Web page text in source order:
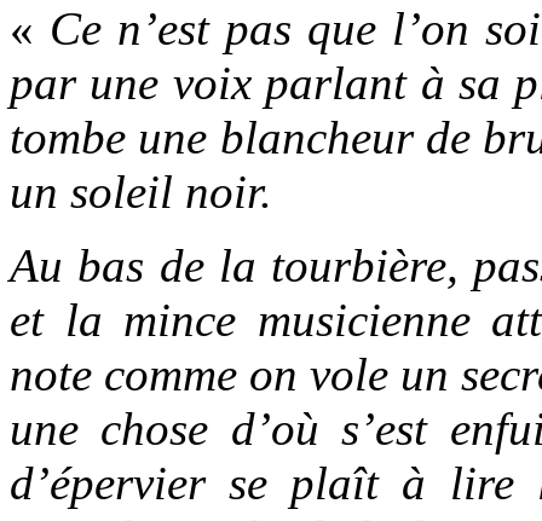
« Ce n’est pas que l’on
par une voix parlant à sa
tombe une blancheur de
un soleil noir.
Au bas de la tourbière,
et la mince musicienne
note comme on vole un
une chose d’où s’est
d’épervier se plaît à lire